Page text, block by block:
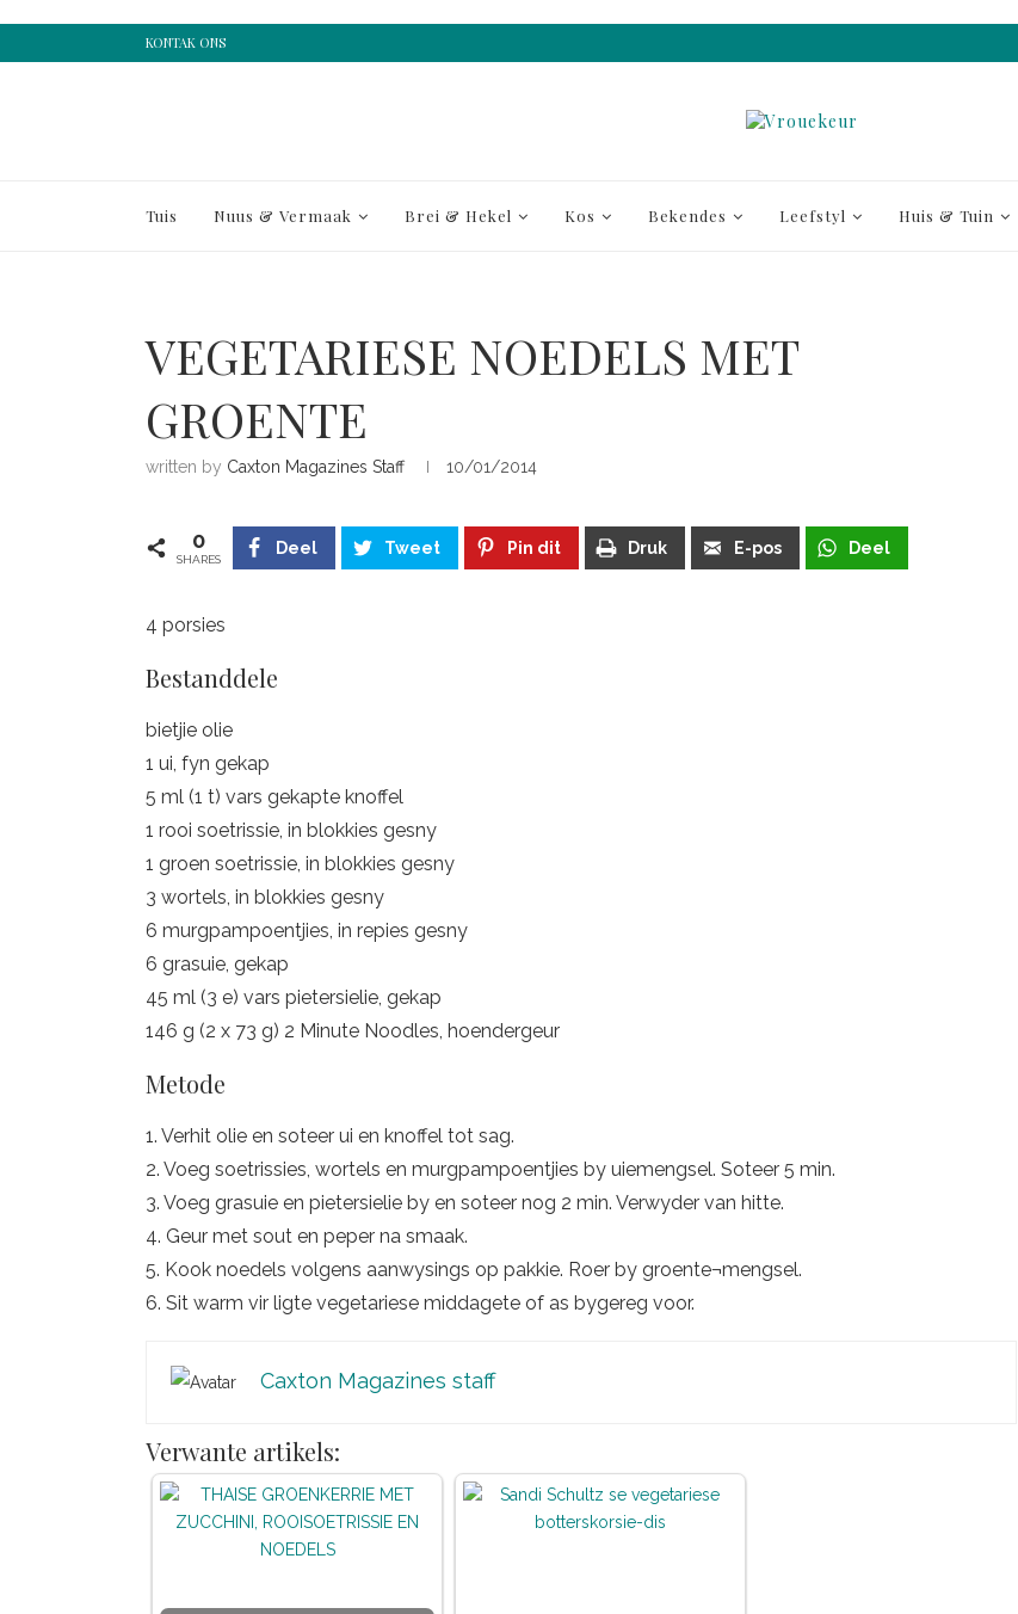
KONTAK ONS
Tuis Nuus & Vermaak Brei & Hekel Kos Bekendes Leefstyl Huis & Tuin
VEGETARIESE NOEDELS MET
GROENTE
written by Caxton Magazines Staff 10/01/2014
0
SHARES
Deel Tweet Pin dit Druk E-pos Deel
4 porsies
Bestanddele
bietjie olie
1 ui, fyn gekap
5 ml (1 t) vars gekapte knoffel
1 rooi soetrissie, in blokkies gesny
1 groen soetrissie, in blokkies gesny
3 wortels, in blokkies gesny
6 murgpampoentjies, in repies gesny
6 grasuie, gekap
45 ml (3 e) vars pietersielie, gekap
146 g (2 x 73 g) 2 Minute Noodles, hoendergeur
Metode
1. Verhit olie en soteer ui en knoffel tot sag.
2. Voeg soetrissies, wortels en murgpampoentjies by uiemengsel. Soteer 5 min.
3. Voeg grasuie en pietersielie by en soteer nog 2 min. Verwyder van hitte.
4. Geur met sout en peper na smaak.
5. Kook noedels volgens aanwysings op pakkie. Roer by groente¬mengsel.
6. Sit warm vir ligte vegetariese middagete of as bygereg voor.
Caxton Magazines staff
Verwante artikels: